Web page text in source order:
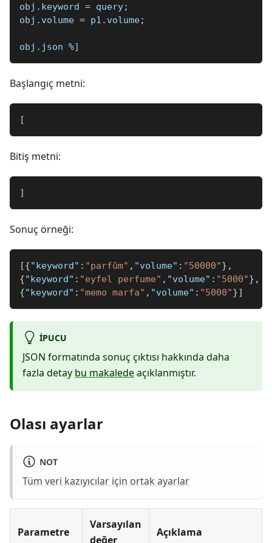
obj . keyword = query;
obj . volume = p1 . volume;
obj . json %]
Başlangıç metni:
[
Bitiş metni:
]
Sonuç örneği:
[{"keyword" : "parfüm" , "volume" : "50000"} ,
{"keyword" : "eyfel perfume" , "volume" : "5000"} ,
{"keyword" : "memo marfa" , "volume" : "5000"}]
IPUCU
JSON formatında sonuç çıktısı hakkında daha
fazla detay bu makaledeaçıklanmıştır.
Olası ayarlar
NOT
Tüm veri kazıyıcılar için ortak ayarlar
Parametre
Varsayılan
değer
Açıklama